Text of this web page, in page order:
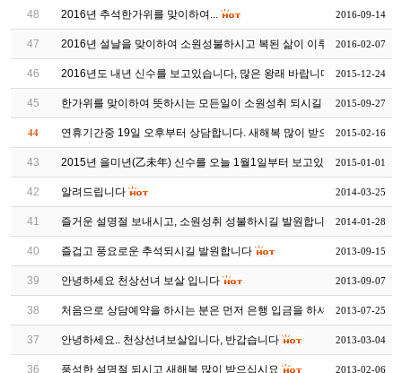
48 2016년 추석한가위를 맞이하여... 2016-09-14
47 2016년 설날을 맞이하여 소원성불하시고 복된 삶이 이루어지시길...
2016-02-07
46 2016년도 내년 신수를 보고있습니다, 많은 왕래 바랍니다 2015-12-24
45 한가위를 맞이하여 뜻하시는 모든일이 소원성취 되시길 바랍니다
2015-09-27
44 연휴기간중 19일 오후부터 상담합니다. 새해복 많이 받으십시요~
2015-02-16
43 2015년 을미년(乙未年) 신수를 오늘 1월1일부터 보고있습니다2015-01-01
42 알려드립니다 2014-03-25
41 즐거운 설명절 보내시고, 소원성취 성불하시길 발원합니다 2014-01-28
40 즐겁고 풍요로운 추석되시길 발원합니다 2013-09-15
39 안녕하세요 천상선녀 보살 입니다 2013-09-07
38 처음으로 상담예약을 하시는 분은 먼저 은행 입금을 하셔야 상...2013-07-25
37 안녕하세요.. 천상선녀보살입니다, 반갑습니다 2013-03-04
36 풍성한 설명절 되시고 새해복 많이 받으십시요 2013-02-06